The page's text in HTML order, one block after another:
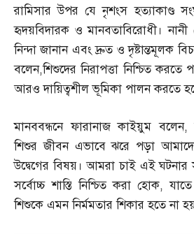
রামিসার উপর যে নৃশংস হত্যাকাণ্ড
হৃদয়বিদারক ও মানবতাবিরোধী।
নিন্দা জানান এবং দ্রুত ও দৃষ্টান্তমূলক
বলেন,শিশুদের নিরাপত্তা নিশ্চিত করতে
আরও দায়িত্বশীল ভূমিকা পালন করতে
মানববন্ধনে ফারানাজ কাইয়ুম বলেন,
শিশুর জীবন এভাবে ঝরে পড়া
উদ্বেগের বিষয়। আমরা চাই এই ঘটনার
সর্বোচ্চ শাস্তি নিশ্চিত করা হোক,
শিশুকে এমন নির্মমতার শিকার হতে না হয়।